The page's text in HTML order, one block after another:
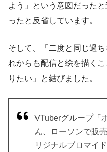
よう」という意図だった
ったと反省しています。
そして、「二度と同じ過
れからも配信と絵を描く
りたい」と結びました。
VTuberグループ「
ん、ローソンで販
リジナルブロマイ